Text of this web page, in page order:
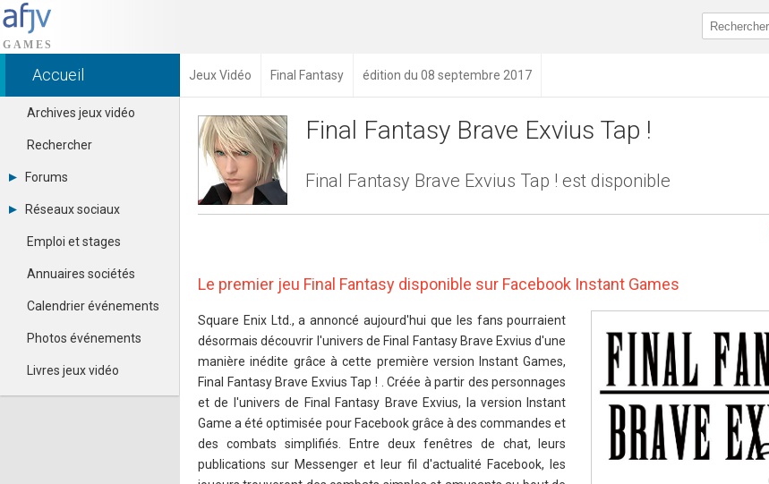
Accueil Jeux Vidéo Final Fantasy édition du 08 septembre 2017
Archives jeux vidéo
Rechercher
Forums
Tous les forums
Se connecter
Contacter un modérateur
Réseaux sociaux
Dailymotion
Facebook
Google+
Pinterest
Youtube
Emploi et stages
Annuaires sociétés
Calendrier événements
Photos événements
Livres jeux vidéo
Final Fantasy Brave Exvius Tap !
Final Fantasy Brave Exvius Tap ! est disponible
Le premier jeu Final Fantasy disponible sur Facebook Instant Games
Square Enix Ltd., a annoncé aujourd'hui que les fans pourraient
désormais découvrir l'univers de Final Fantasy Brave Exvius d'une
manière inédite grâce à cette première version Instant Games,
Final Fantasy Brave Exvius Tap ! . Créée à partir des personnages
et de l'univers de Final Fantasy Brave Exvius, la version Instant
Game a été optimisée pour Facebook grâce à des commandes et
des combats simplifiés. Entre deux fenêtres de chat, leurs
publications sur Messenger et leur fil d'actualité Facebook, les